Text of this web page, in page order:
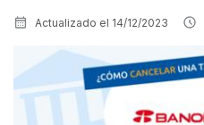
Actualizado el 14/12/2023